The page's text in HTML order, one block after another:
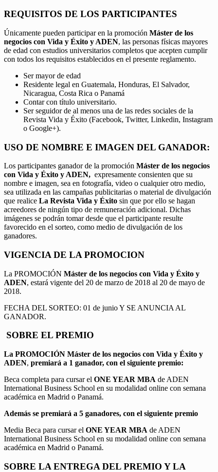
REQUISITOS DE LOS PARTICIPANTES
Únicamente pueden participar en la promoción Máster de los
negocios con Vida y Éxito y ADEN, las personas físicas mayores
de edad con estudios universitarios completos que acepten cumplir
con todos los requisitos establecidos en el presente reglamento.
Ser mayor de edad
Residente legal en Guatemala, Honduras, El Salvador,
Nicaragua, Costa Rica o Panamá
Contar con título universitario.
Ser seguidor de al menos una de las redes sociales de la
Revista Vida y Éxito (Facebook, Twitter, Linkedin, Instagram
o Google+).
USO DE NOMBRE E IMAGEN DEL GANADOR:
Los participantes ganador de la promoción Máster de los negocios
con Vida y Éxito y ADEN, expresamente consienten que su
nombre e imagen, sea en fotografía, video o cualquier otro medio,
sea utilizada en las campañas publicitarias o material de divulgación
que realice La Revista Vida y Éxito sin que por ello se hagan
acreedores de ningún tipo de remuneración adicional. Dichas
imágenes se podrán tomar desde que el participante resulte
favorecido en el sorteo, como medio de divulgación de los
ganadores.
VIGENCIA DE LA PROMOCION
La PROMOCIÓN Máster de los negocios con Vida y Éxito y
ADEN, estará vigente del 20 de marzo de 2018 al 20 de mayo de
2018.
FECHA DEL SORTEO: 01 de junio Y SE ANUNCIA AL
GANADOR.
SOBRE EL PREMIO
La PROMOCIÓN Máster de los negocios con Vida y Éxito y
ADEN, premiará a 1 ganador, con el siguiente premio:
Beca completa para cursar el ONE YEAR MBA de ADEN
International Business School en su modalidad online con semana
académica en Madrid o Panamá.
Además se premiará a 5 ganadores, con el siguiente premio
Media Beca para cursar el ONE YEAR MBA de ADEN
International Business School en su modalidad online con semana
académica en Madrid o Panamá.
SOBRE LA ENTREGA DEL PREMIO Y LA